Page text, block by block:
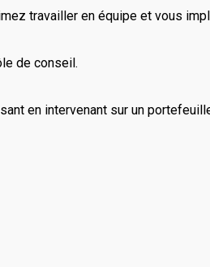
travailler en équipe et vous
de conseil.
en intervenant sur un